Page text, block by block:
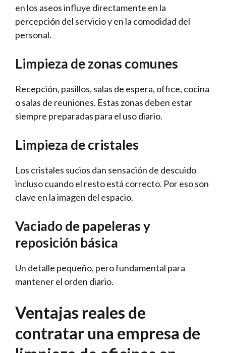
en los aseos influye directamente en la
percepción del servicio y en la comodidad del
personal.
Limpieza de zonas comunes
Recepción, pasillos, salas de espera, office, cocina
o salas de reuniones. Estas zonas deben estar
siempre preparadas para el uso diario.
Limpieza de cristales
Los cristales sucios dan sensación de descuido
incluso cuando el resto está correcto. Por eso son
clave en la imagen del espacio.
Vaciado de papeleras y
reposición básica
Un detalle pequeño, pero fundamental para
mantener el orden diario.
Ventajas reales de
contratar una empresa de